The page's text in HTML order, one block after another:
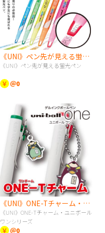
《UNI》ペン先が見える蛍光ペン
《UNI》ペン先が見える蛍光ペン
￥ ＠0
《UNI》ONE-Tチャーム・ユニボールワンシリーズ
《UNI》ONE-Tチャーム・ユニボール
ワンシリーズ
￥ ＠0